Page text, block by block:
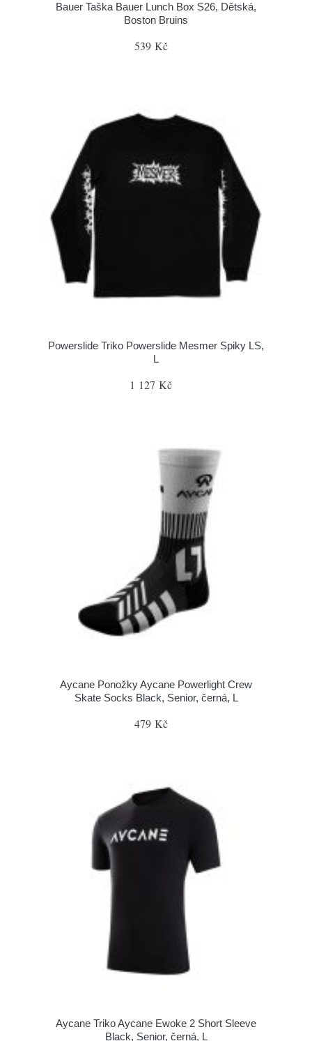
Bauer Taška Bauer Lunch Box S26, Dětská,
Boston Bruins
539 Kč
Powerslide Triko Powerslide Mesmer Spiky LS,
L
1 127 Kč
Aycane Ponožky Aycane Powerlight Crew
Skate Socks Black, Senior, černá, L
479 Kč
Aycane Triko Aycane Ewoke 2 Short Sleeve
Black, Senior, černá, L